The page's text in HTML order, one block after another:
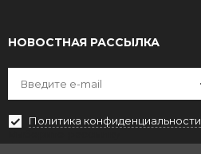
НОВОСТНАЯ РАССЫЛКА
Политика конфиденциальности
Первая кампания